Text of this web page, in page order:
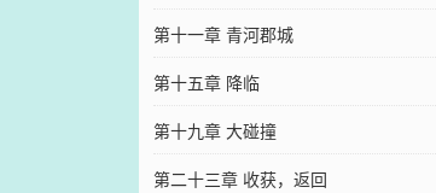
第十一章 青河郡城
第十五章 降临
第十九章 大碰撞
第二十三章 收获，返回